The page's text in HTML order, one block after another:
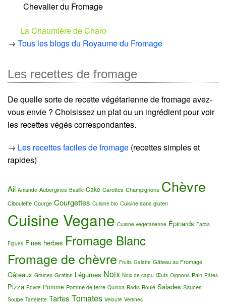
Chevalier du Fromage
La Chaumière de Charo
→ Tous les blogs du Royaume du Fromage
Les recettes de fromage
De quelle sorte de recette végétarienne de fromage avez-
vous envie ? Choisissez un plat ou un ingrédient pour voir
les recettes végés correspondantes.
→ Les recettes faciles de fromage (recettes simples et
rapides)
Ail Amande Aubergines Basilic Cake Carottes Champignons Chèvre
Ciboulette Courge Courgettes Cuisine bio Cuisine sans gluten
Cuisine Vegane Cuisine vegetarienne Épinards Farcis
Figues Fines herbes Fromage Blanc
Fromage de chèvre Fruits Galette Gâteau au Fromage
Gâteaux Graines Gratins Légumes Noix Noix de cajou Œufs Oignons Pain Pâtes
Pizza Poivre Pomme Pomme de terre Quinoa Radis Roulé Salades Sauces
Soupe Tartelette Tartes Tomates Velouté Verrines